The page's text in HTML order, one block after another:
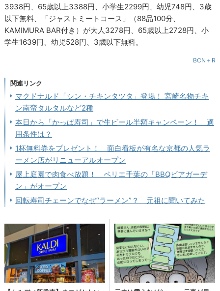
3938円、65歳以上3388円、小学生2299円、幼児748円、3歳
以下無料、「ジャストミートコース」（88品100分、
KAMIMURA BAR付き）が大人3278円、65歳以上2728円、小
学生1639円、幼児528円、3歳以下無料。
BCN＋R
関連リンク
マクドナルド「シン・チキンタツタ」登場！ 宮崎名物チキ
ン南蛮タルタルなど2種
本日から「かっぱ寿司」で生ビール半額キャンペーン！ 適
用条件は？
1杯無料券をプレゼント！ 面白看板が有名な京都の人気ラ
ーメン店がリニューアルオープン
屋上庭園で肉食べ放題！ ペリエ千葉の「BBQビアガーデ
ン」がオープン
回転寿司チェーンでなぜ“ラーメン”？ 元祖に聞いてみた